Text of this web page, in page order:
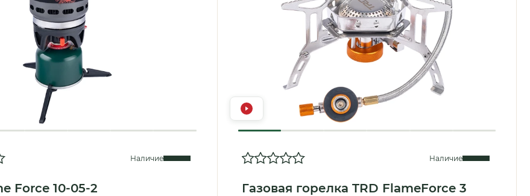
Наличие
Force 10-05-2
Наличие
Газовая горелка TRD FlameForce 3